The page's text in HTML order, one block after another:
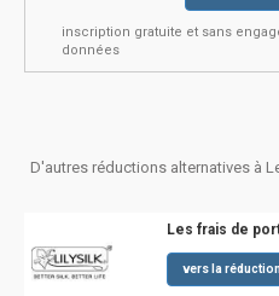
inscription gratuite et sans
données
D'autres réductions alternatives à
Les frais de
vers la réduction